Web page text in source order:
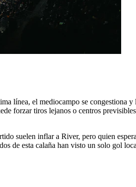
línea, el mediocampo se congestiona
forzar tiros lejanos o centros
suelen inflar a River, pero quien
de esta calaña han visto un solo gol